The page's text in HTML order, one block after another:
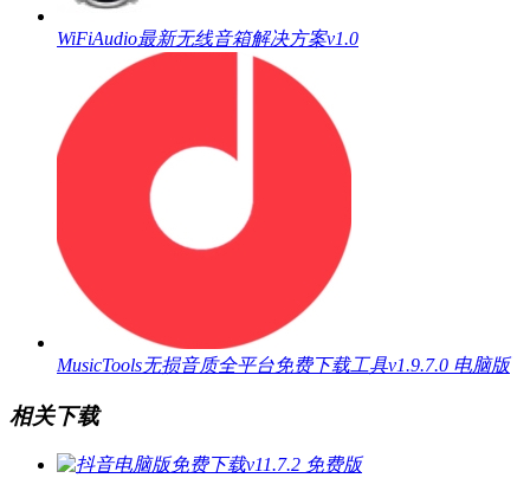
WiFiAudio最新无线音箱解决方案v1.0
MusicTools无损音质全平台免费下载工具v1.9.7.0 电脑版
相关下载